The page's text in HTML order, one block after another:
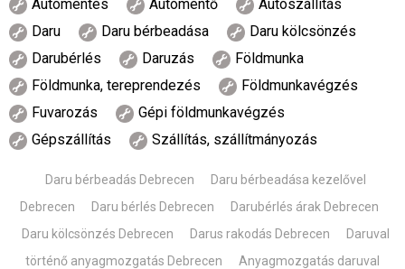
Autómentés
Autómentő
Autószállítás
Daru
Daru bérbeadása
Daru kölcsönzés
Darubérlés
Daruzás
Földmunka
Földmunka, tereprendezés
Földmunkavégzés
Fuvarozás
Gépi földmunkavégzés
Gépszállítás
Szállítás, szállítmányozás
Daru bérbeadás Debrecen
Daru bérbeadása kezelővel
Debrecen
Daru bérlés Debrecen
Darubérlés árak Debrecen
Daru kölcsönzés Debrecen
Darus rakodás Debrecen
Daruval
történő anyagmozgatás Debrecen
Anyagmozgatás daruval